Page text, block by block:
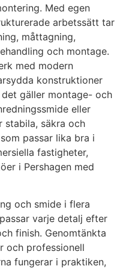
Med egen
arbetssätt tar
måttagning,
och montage.
med modern
konstruktioner
gäller montage- och
eller
stabila, säkra och
passar lika bra i
fastigheter,
i Pershagen med
och smide i flera
varje detalj efter
finish. Genomtänkta
och professionell
fungerar i praktiken,